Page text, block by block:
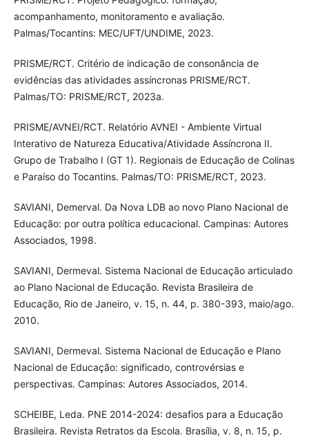
acompanhamento, monitoramento e avaliação.
Palmas/Tocantins: MEC/UFT/UNDIME, 2023.
PRISME/RCT. Critério de indicação de consonância de
evidências das atividades assíncronas PRISME/RCT.
Palmas/TO: PRISME/RCT, 2023a.
PRISME/AVNEI/RCT. Relatório AVNEI - Ambiente Virtual
Interativo de Natureza Educativa/Atividade Assíncrona II.
Grupo de Trabalho I (GT 1). Regionais de Educação de Colinas
e Paraíso do Tocantins. Palmas/TO: PRISME/RCT, 2023.
SAVIANI, Demerval. Da Nova LDB ao novo Plano Nacional de
Educação: por outra política educacional. Campinas: Autores
Associados, 1998.
SAVIANI, Dermeval. Sistema Nacional de Educação articulado
ao Plano Nacional de Educação. Revista Brasileira de
Educação, Rio de Janeiro, v. 15, n. 44, p. 380-393, maio/ago.
2010.
SAVIANI, Dermeval. Sistema Nacional de Educação e Plano
Nacional de Educação: significado, controvérsias e
perspectivas. Campinas: Autores Associados, 2014.
SCHEIBE, Leda. PNE 2014-2024: desafios para a Educação
Brasileira. Revista Retratos da Escola. Brasília, v. 8, n. 15, p.